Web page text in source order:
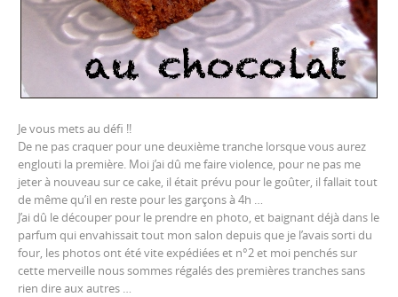
Je vous mets au défi !!
De ne pas craquer pour une deuxième tranche lorsque vous aurez
englouti la première. Moi j’ai dû me faire violence, pour ne pas me
jeter à nouveau sur ce cake, il était prévu pour le goûter, il fallait tout
de même qu’il en reste pour les garçons à 4h …
J’ai dû le découper pour le prendre en photo, et baignant déjà dans le
parfum qui envahissait tout mon salon depuis que je l’avais sorti du
four, les photos ont été vite expédiées et n°2 et moi penchés sur
cette merveille nous sommes régalés des premières tranches sans
rien dire aux autres …